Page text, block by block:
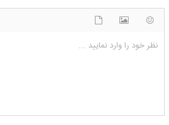
نظر خود را وارد نمایید ...